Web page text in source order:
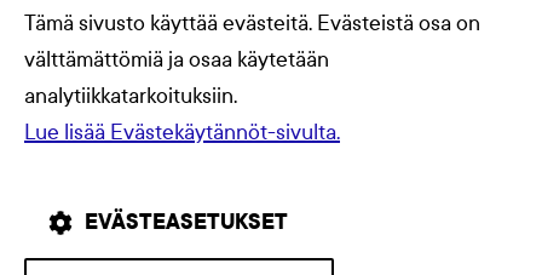
Tämä sivusto käyttää evästeitä. Evästeistä osa on
välttämättömiä ja osaa käytetään
analytiikkatarkoituksiin.
Lue lisää Evästekäytännöt-sivulta.
EVÄSTEASETUKSET